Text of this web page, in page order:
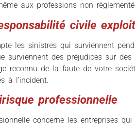
aux professions non
civile
les sinistres qui surviennent
surviennent des préjudices sur
reconnu de la faute de votre
à l’incident.
professionnelle
concerne les entreprises